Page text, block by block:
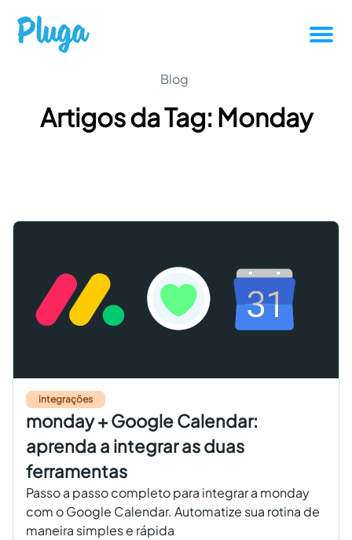
Tutoriais
Produtividade
Entrar
PT
Blog
Artigos da Tag: Monday
integrações
monday + Google Calendar:
aprenda a integrar as duas
ferramentas
Passo a passo completo para integrar a monday
com o Google Calendar. Automatize sua rotina de
maneira simples e rápida